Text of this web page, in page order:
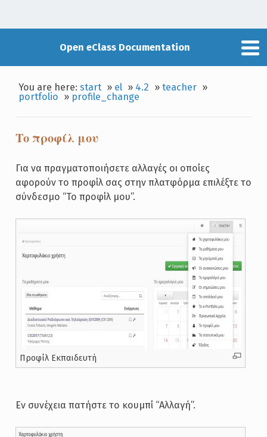
Open eClass Documentation
You are here:start » el » 4.2 »teacher »
portfolio » profile_change
Το προφίλ μου
Για να πραγματοποιήσετε αλλαγές οι οποίες
αφορούν το προφίλ σας στην πλατφόρμα επιλέξτε το
σύνδεσμο “Το προφίλ μου”.
Προφίλ Εκπαιδευτή
Εν συνέχεια πατήστε το κουμπί “Αλλαγή”.